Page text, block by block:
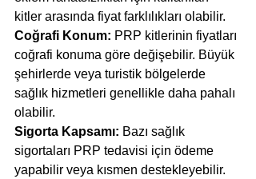
kitler arasında fiyat farklılıkları olabilir.
Coğrafi Konum: PRP kitlerinin fiyatları
coğrafi konuma göre değişebilir. Büyük
şehirlerde veya turistik bölgelerde
sağlık hizmetleri genellikle daha pahalı
olabilir.
Sigorta Kapsamı: Bazı sağlık
sigortaları PRP tedavisi için ödeme
yapabilir veya kısmen destekleyebilir.